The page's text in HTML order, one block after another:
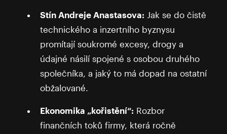
Stín Andreje Anastasova: Jak se do čistě
technického a inzertního byznysu
promítají soukromé excesy, drogy a
údajné násilí spojené s osobou druhého
společníka, a jaký to má dopad na ostatní
obžalované.
Ekonomika „kořistění“: Rozbor
finančních toků firmy, která ročně